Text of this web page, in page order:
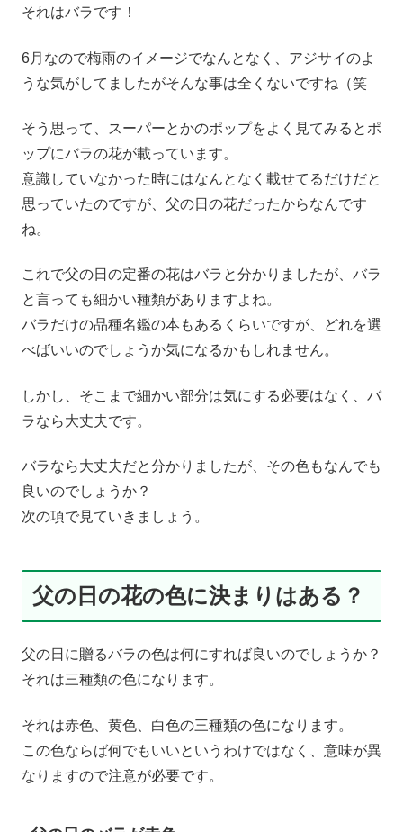
それはバラです！
6月なので梅雨のイメージでなんとなく、アジサイのよ
うな気がしてましたがそんな事は全くないですね（笑
そう思って、スーパーとかのポップをよく見てみるとポ
ップにバラの花が載っています。
意識していなかった時にはなんとなく載せてるだけだと
思っていたのですが、父の日の花だったからなんです
ね。
これで父の日の定番の花はバラと分かりましたが、バラ
と言っても細かい種類がありますよね。
バラだけの品種名鑑の本もあるくらいですが、どれを選
べばいいのでしょうか気になるかもしれません。
しかし、そこまで細かい部分は気にする必要はなく、バ
ラなら大丈夫です。
バラなら大丈夫だと分かりましたが、その色もなんでも
良いのでしょうか？
次の項で見ていきましょう。
父の日の花の色に決まりはある？
父の日に贈るバラの色は何にすれば良いのでしょうか？
それは三種類の色になります。
それは赤色、黄色、白色の三種類の色になります。
この色ならば何でもいいというわけではなく、意味が異
なりますので注意が必要です。